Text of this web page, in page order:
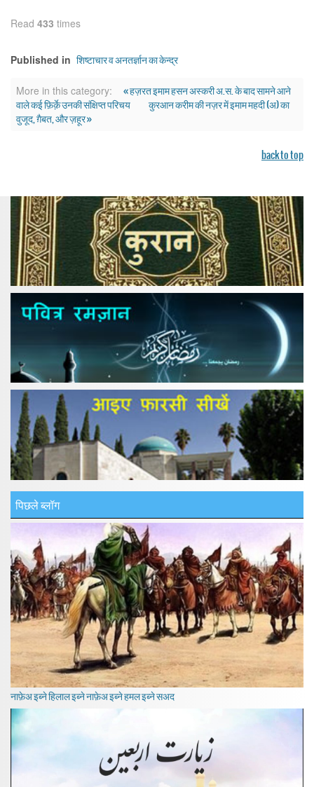
Read 433 times
Published in शिष्टाचार व अनतर्ज्ञान का केन्द्र
More in this category:
« हज़रत इमाम हसन अस्करी अ.स. के बाद सामने आने
वाले कई फ़िर्क़े उनकी संक्षिप्त परिचय
कुरआन करीम की नज़र में इमाम महदी (अ) का
वुजूद, ग़ैबत, और ज़हूर »
back to top
पिछले ब्लॉग
नाफ़ेअ इब्ने हिलाल इब्ने नाफ़ेअ इब्ने हमल इब्ने सअद